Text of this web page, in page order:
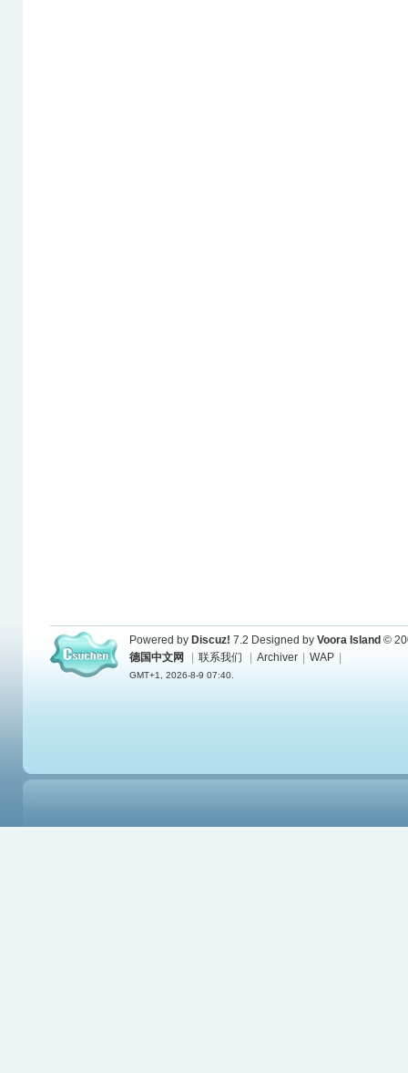
Powered by Discuz! 7.2 Designed by Voora Island ©
德国中文网
联系我们 Archiver WAP
GMT+1, 2026-8-9 07:40.